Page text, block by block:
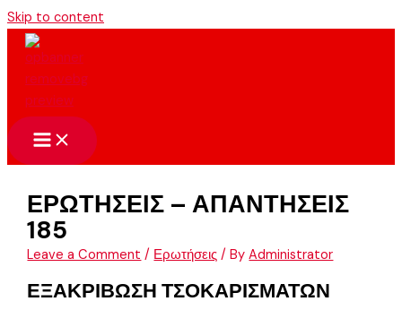
Skip to content
ΕΡΩΤΗΣΕΙΣ – ΑΠΑΝΤΗΣΕΙΣ
185
Leave a Comment / Ερωτήσεις / ByAdministrator
ΕΞΑΚΡΙΒΩΣΗ ΤΣΟΚΑΡΙΣΜΑΤΩΝ